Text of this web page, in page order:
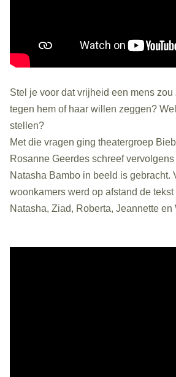
Stel je voor dat vrijheid een mens
tegen hem of haar willen zeggen?
stellen?
Met die vragen ging theatergroep
Rosanne Geerdes schreef
Natasha Bambo in beeld is gebracht.
woonkamers werd op afstand de
Natasha, Ziad, Roberta, Jeannette en